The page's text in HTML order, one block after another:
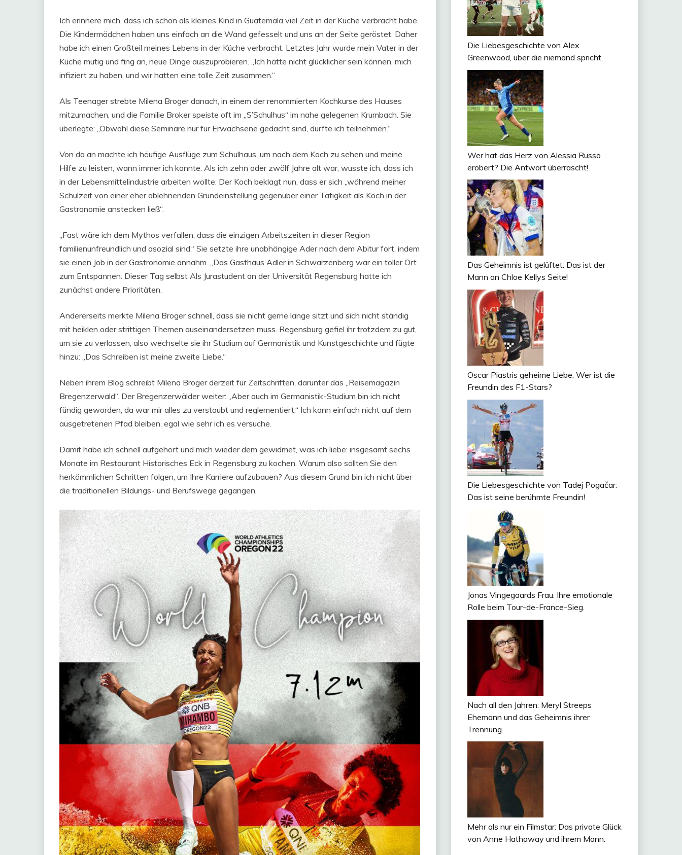
Ich erinnere mich, dass ich schon als kleines Kind in Guatemala viel Zeit in der Küche verbracht habe.
Die Kindermädchen haben uns einfach an die Wand gefesselt und uns an der Seite geröstet. Daher
habe ich einen Großteil meines Lebens in der Küche verbracht. Letztes Jahr wurde mein Vater in der
Küche mutig und fing an, neue Dinge auszuprobieren. „Ich hätte nicht glücklicher sein können, mich
infiziert zu haben, und wir hatten eine tolle Zeit zusammen.“
Als Teenager strebte Milena Broger danach, in einem der renommierten Kochkurse des Hauses
mitzumachen, und die Familie Broker speiste oft im „S’Schulhus“ im nahe gelegenen Krumbach. Sie
überlegte: „Obwohl diese Seminare nur für Erwachsene gedacht sind, durfte ich teilnehmen.“
Von da an machte ich häufige Ausflüge zum Schulhaus, um nach dem Koch zu sehen und meine
Hilfe zu leisten, wann immer ich konnte. Als ich zehn oder zwölf Jahre alt war, wusste ich, dass ich
in der Lebensmittelindustrie arbeiten wollte. Der Koch beklagt nun, dass er sich „während meiner
Schulzeit von einer eher ablehnenden Grundeinstellung gegenüber einer Tätigkeit als Koch in der
Gastronomie anstecken ließ“.
„Fast wäre ich dem Mythos verfallen, dass die einzigen Arbeitszeiten in dieser Region
familienunfreundlich und asozial sind.“ Sie setzte ihre unabhängige Ader nach dem Abitur fort, indem
sie einen Job in der Gastronomie annahm. „Das Gasthaus Adler in Schwarzenberg war ein toller Ort
zum Entspannen. Dieser Tag selbst Als Jurastudent an der Universität Regensburg hatte ich
zunächst andere Prioritäten.
Andererseits merkte Milena Broger schnell, dass sie nicht gerne lange sitzt und sich nicht ständig
mit heiklen oder strittigen Themen auseinandersetzen muss. Regensburg gefiel ihr trotzdem zu gut,
um sie zu verlassen, also wechselte sie ihr Studium auf Germanistik und Kunstgeschichte und fügte
hinzu: „Das Schreiben ist meine zweite Liebe.“
Neben ihrem Blog schreibt Milena Broger derzeit für Zeitschriften, darunter das „Reisemagazin
Bregenzerwald“. Der Bregenzerwälder weiter: „Aber auch im Germanistik-Studium bin ich nicht
fündig geworden, da war mir alles zu verstaubt und reglementiert.“ Ich kann einfach nicht auf dem
ausgetretenen Pfad bleiben, egal wie sehr ich es versuche.
Damit habe ich schnell aufgehört und mich wieder dem gewidmet, was ich liebe: insgesamt sechs
Monate im Restaurant Historisches Eck in Regensburg zu kochen. Warum also sollten Sie den
herkömmlichen Schritten folgen, um Ihre Karriere aufzubauen? Aus diesem Grund bin ich nicht über
die traditionellen Bildungs- und Berufswege gegangen.
Die Liebesgeschichte von Alex
Greenwood, über die niemand spricht.
Wer hat das Herz von Alessia Russo
erobert? Die Antwort überrascht!
Das Geheimnis ist gelüftet: Das ist der
Mann an Chloe Kellys Seite!
Oscar Piastris geheime Liebe: Wer ist die
Freundin des F1-Stars?
Die Liebesgeschichte von Tadej Pogačar:
Das ist seine berühmte Freundin!
Jonas Vingegaards Frau: Ihre emotionale
Rolle beim Tour-de-France-Sieg.
Nach all den Jahren: Meryl Streeps
Ehemann und das Geheimnis ihrer
Trennung.
Mehr als nur ein Filmstar: Das private Glück
von Anne Hathaway und ihrem Mann.